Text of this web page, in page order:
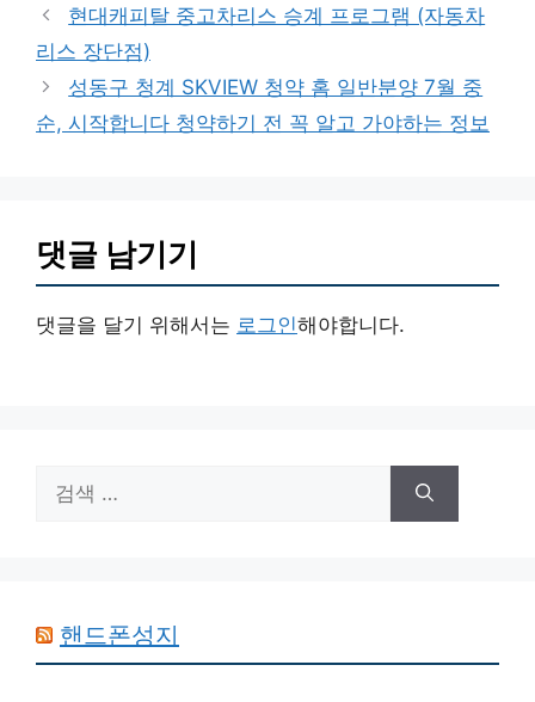
리
현대캐피탈 중고차리스 승계 프로그램 (자동차
리스 장단점)
성동구 청계 SKVIEW 청약 홈 일반분양 7월 중
순, 시작합니다 청약하기 전 꼭 알고 가야하는 정보
댓글 남기기
댓글을 달기 위해서는 로그인해야합니다.
색:
핸드폰성지